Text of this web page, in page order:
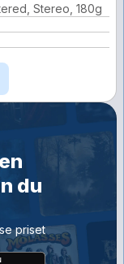
Stereo, 180g
du
priset